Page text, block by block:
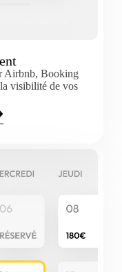
Airbnb, Booking
visibilité de vos